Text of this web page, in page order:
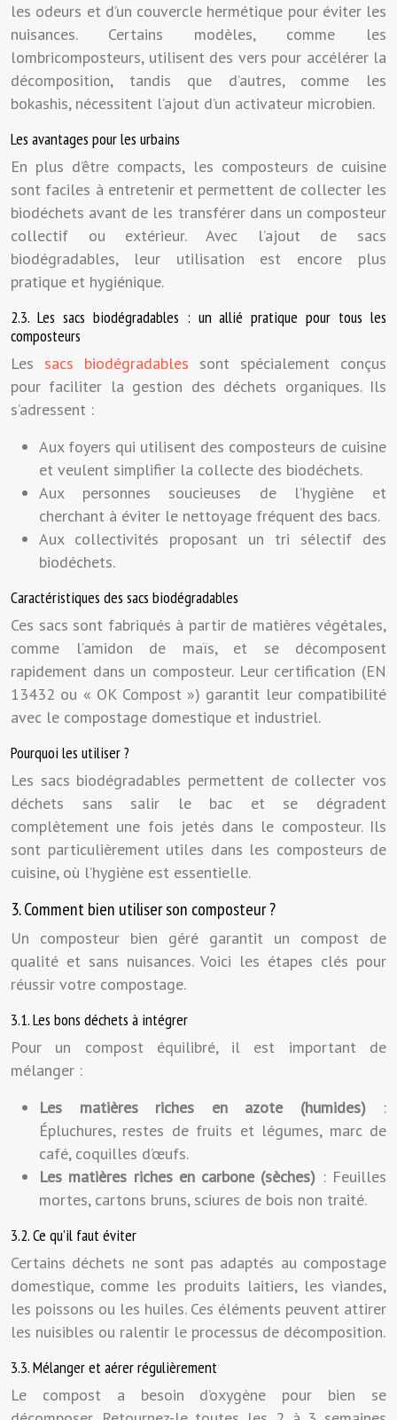
les odeurs et d’un couvercle hermétique pour éviter les
nuisances. Certains modèles, comme les
lombricomposteurs, utilisent des vers pour accélérer la
décomposition, tandis que d’autres, comme les
bokashis, nécessitent l’ajout d’un activateur microbien.
Les avantages pour les urbains
En plus d’être compacts, les composteurs de cuisine
sont faciles à entretenir et permettent de collecter les
biodéchets avant de les transférer dans un composteur
collectif ou extérieur. Avec l’ajout de sacs
biodégradables, leur utilisation est encore plus
pratique et hygiénique.
2.3. Les sacs biodégradables : un allié pratique pour tous les
composteurs
Les sacs biodégradables sont spécialement conçus
pour faciliter la gestion des déchets organiques. Ils
s’adressent :
Aux foyers qui utilisent des composteurs de cuisine
et veulent simplifier la collecte des biodéchets.
Aux personnes soucieuses de l’hygiène et
cherchant à éviter le nettoyage fréquent des bacs.
Aux collectivités proposant un tri sélectif des
biodéchets.
Caractéristiques des sacs biodégradables
Ces sacs sont fabriqués à partir de matières végétales,
comme l’amidon de maïs, et se décomposent
rapidement dans un composteur. Leur certification (EN
13432 ou « OK Compost ») garantit leur compatibilité
avec le compostage domestique et industriel.
Pourquoi les utiliser ?
Les sacs biodégradables permettent de collecter vos
déchets sans salir le bac et se dégradent
complètement une fois jetés dans le composteur. Ils
sont particulièrement utiles dans les composteurs de
cuisine, où l’hygiène est essentielle.
3. Comment bien utiliser son composteur ?
Un composteur bien géré garantit un compost de
qualité et sans nuisances. Voici les étapes clés pour
réussir votre compostage.
3.1. Les bons déchets à intégrer
Pour un compost équilibré, il est important de
mélanger :
Les matières riches en azote (humides):
Épluchures, restes de fruits et légumes, marc de
café, coquilles d’œufs.
Les matières riches en carbone (sèches) : Feuilles
mortes, cartons bruns, sciures de bois non traité.
3.2. Ce qu’il faut éviter
Certains déchets ne sont pas adaptés au compostage
domestique, comme les produits laitiers, les viandes,
les poissons ou les huiles. Ces éléments peuvent attirer
les nuisibles ou ralentir le processus de décomposition.
3.3. Mélanger et aérer régulièrement
Le compost a besoin d’oxygène pour bien se